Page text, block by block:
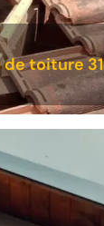
toiture 31